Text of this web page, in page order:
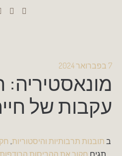
7 בפברואר 2024
מונאסטיריה:
עקבות של
ב תובנות תרבותיות והיסטוריות,